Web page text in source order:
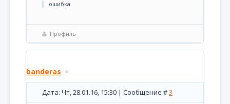
ошибка
Профиль
banderas
Дата: Чт, 28.01.16, 15:30 | Сообщение #3